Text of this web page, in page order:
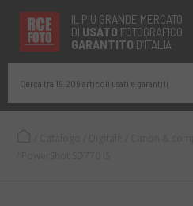
IL PIÙ GRANDE MERCATO
DI USATO FOTOGRAFICO
GARANTITO D’ITALIA
Cerca tra 19.209 articoli usati e garantiti